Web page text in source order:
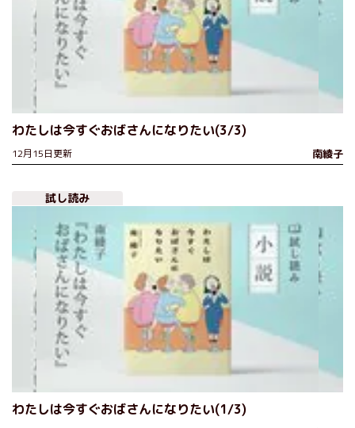
わたしは今すぐおばさんになりたい(3/3)
12月15日更新 南綾子
試し読み
わたしは今すぐおばさんになりたい(1/3)